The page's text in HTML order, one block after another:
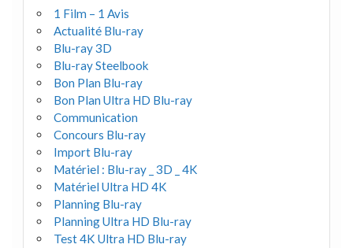
1 Film – 1 Avis
Actualité Blu-ray
Blu-ray 3D
Blu-ray Steelbook
Bon Plan Blu-ray
Bon Plan Ultra HD Blu-ray
Communication
Concours Blu-ray
Import Blu-ray
Matériel : Blu-ray _ 3D _ 4K
Matériel Ultra HD 4K
Planning Blu-ray
Planning Ultra HD Blu-ray
Test 4K Ultra HD Blu-ray